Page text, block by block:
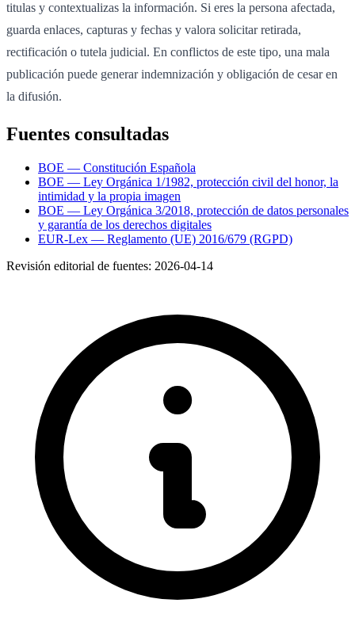
titulas y contextualizas la información. Si eres la persona afectada,
guarda enlaces, capturas y fechas y valora solicitar retirada,
rectificación o tutela judicial. En conflictos de este tipo, una mala
publicación puede generar indemnización y obligación de cesar en
la difusión.
Fuentes consultadas
BOE — Constitución Española
BOE — Ley Orgánica 1/1982, protección civil del honor, la
intimidad y la propia imagen
BOE — Ley Orgánica 3/2018, protección de datos personales
y garantía de los derechos digitales
EUR-Lex — Reglamento (UE) 2016/679 (RGPD)
Revisión editorial de fuentes: 2026-04-14